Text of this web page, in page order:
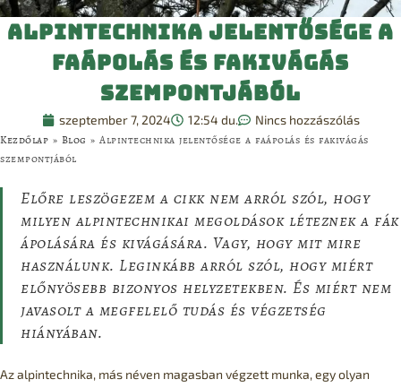
Alpintechnika jelentősége a
faápolás és fakivágás
szempontjából
szeptember 7, 2024 12:54 du. Nincs hozzászólás
Kezdőlap » Blog » Alpintechnika jelentősége a faápolás és fakivágás
szempontjából
Előre leszögezem a cikk nem arról szól, hogy
milyen alpintechnikai megoldások léteznek a fák
ápolására és kivágására. Vagy, hogy mit mire
használunk. Leginkább arról szól, hogy miért
előnyösebb bizonyos helyzetekben. És miért nem
javasolt a megfelelő tudás és végzetség
hiányában.
Az alpintechnika, más néven magasban végzett munka, egy olyan